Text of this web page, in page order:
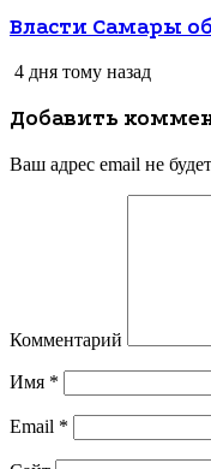
Власти Самары
4 дня тому назад
Добавить
Ваш адрес email не
Комментарий
Имя *
Email *